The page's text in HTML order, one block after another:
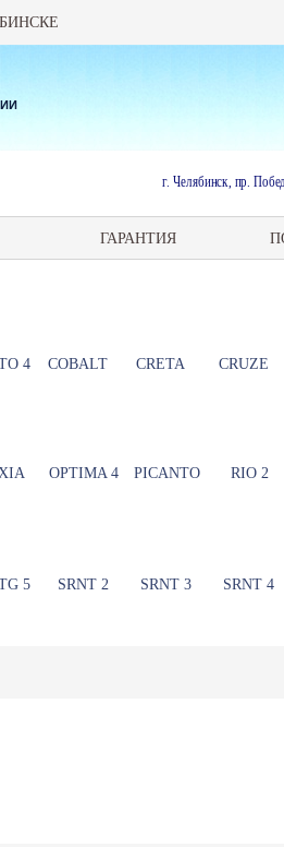
г. Челябинск, пр.
ГАРАНТИЯ
4 COBALT CRETA CRUZE
OPTIMA 4 PICANTO RIO 2
5 SRNT 2 SRNT 3 SRNT 4